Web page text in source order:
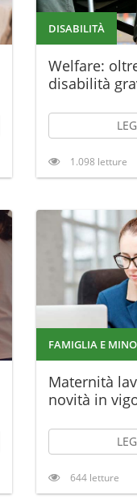
DISABILITÀ
Welfare:
disabilità
1.098 letture
FAMIGLIA E
Maternità
novità in
644 letture